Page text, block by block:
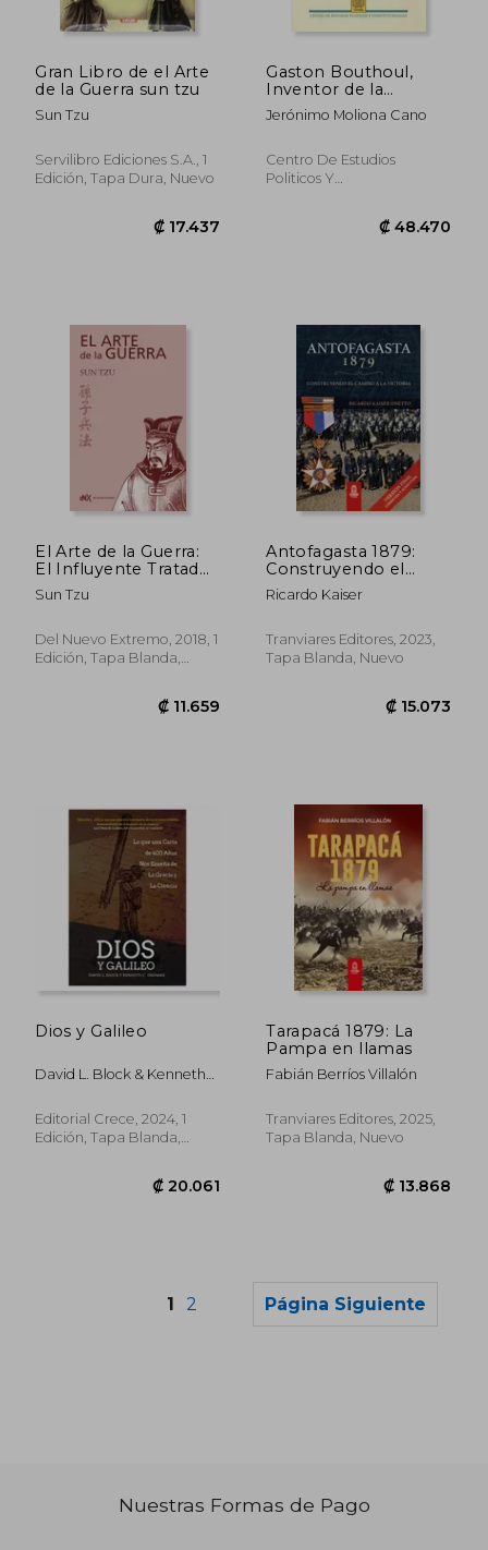
₡ 12.257
Gran Libro de el Arte
de la Guerra sun tzu
Sun Tzu
Servilibro Ediciones S.A., 1
Edición, Tapa Dura, Nuevo
Gaston Bouthoul,
Inventor de la
Polemología: Guerra,
Demografía y
(Civitas Nueva Época)
Jerónimo Moliona Cano
Centro De Estudios
Politicos Y
El Arte de la Guerra:
El Influyente Tratado
Sobre Estrategia
Militar (Filosofía)
Sun Tzu
Del Nuevo Extremo, 2018, 1
Edición, Tapa Blanda,
Antofagasta 1879:
Construyendo el
camino a la victoria
Ricardo Kaiser
Tranviares Editores, 2023,
Tapa Blanda, Nuevo
Dios y Galileo
David L. Block & Kenneth
Editorial Crece, 2024, 1
Edición, Tapa Blanda,
Tarapacá 1879: La
Pampa en llamas
Fabián Berríos Villalón
Tranviares Editores, 2025,
Tapa Blanda, Nuevo
1 2 Página Siguiente
Nuestras Formas de Pago